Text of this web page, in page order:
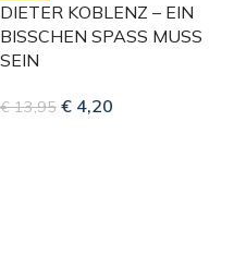
DIETER KOBLENZ – EIN
BISSCHEN SPASS MUSS
SEIN
€13,95 € 4,20